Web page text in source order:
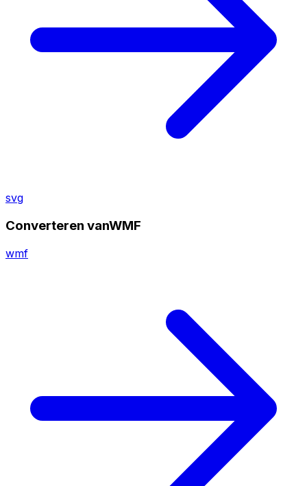
svg
Converteren vanWMF
wmf